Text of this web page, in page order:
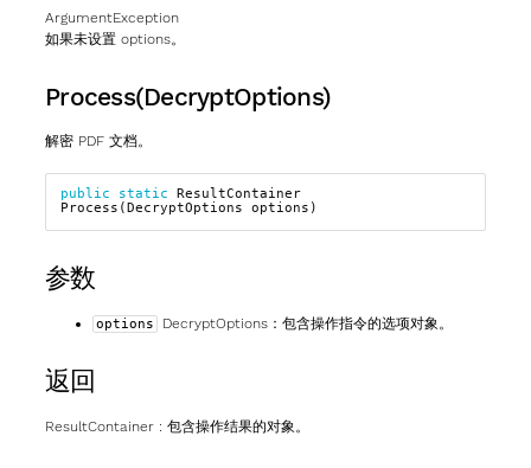
ArgumentException
如果未设置 options。
Process(DecryptOptions)
解密 PDF 文档。
public static
ResultContainer
Process ( DecryptOptions options )
参数
options DecryptOptions：包含操作指令的选项对象。
返回
ResultContainer: 包含操作结果的对象。